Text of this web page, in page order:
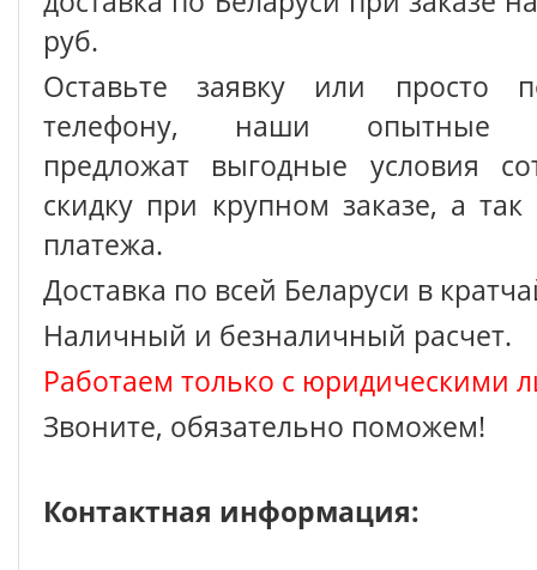
руб.
Оставьте заявку или просто
телефону, наши опытные
предложат выгодные условия
скидку при крупном заказе, а так
платежа.
Доставка по всей Беларуси в
Наличный и безналичный расчет.
Работаем только с юридическими
Звоните, обязательно поможем!
Контактная информация: